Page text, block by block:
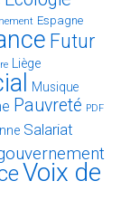
Espagne
Futur
Liège
Musique
Pauvreté PDF
Salariat
Voix de